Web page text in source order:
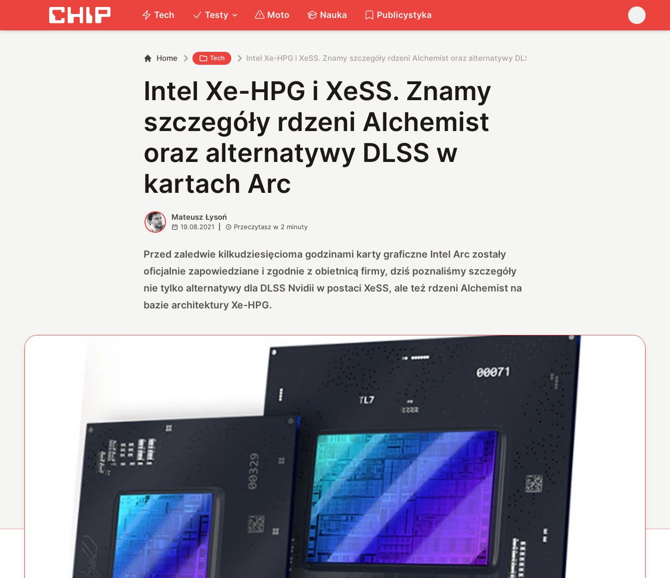
Tech Testy Moto Nauka Publicystyka
Home Tech Intel Xe-HPG i XeSS. Znamy szczegóły rdzeni Alchemist oraz alternatywy DLSS w kartach Arc
Intel Xe-HPG i XeSS. Znamy
szczegóły rdzeni Alchemist
oraz alternatywy DLSS w
kartach Arc
M Mateusz Łysoń
19.08.2021 Przeczytasz w 2 minuty
Przed zaledwie kilkudziesięcioma godzinami karty graficzne Intel Arc zostały
oficjalnie zapowiedziane i zgodnie z obietnicą firmy, dziś poznaliśmy szczegóły
nie tylko alternatywy dla DLSS Nvidii w postaci XeSS, ale też rdzeni Alchemist na
bazie architektury Xe-HPG.